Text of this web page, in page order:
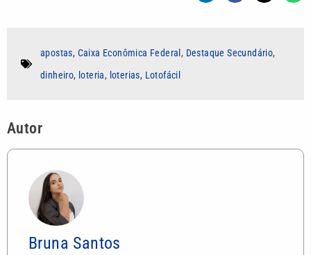
apostas, Caixa Econômica Federal , Destaque Secundário,
dinheiro, loteria, loterias, Lotofácil
Autor
Bruna Santos